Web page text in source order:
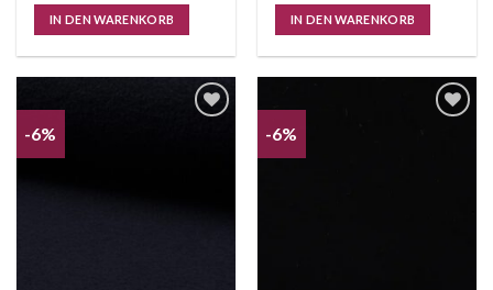
IN DEN WARENKORB IN DEN WARENKORB
-6% -6%